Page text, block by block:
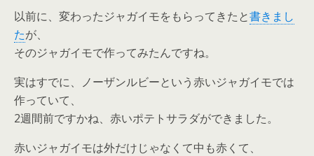
以前に、変わったジャガイモをもらってきたと書きまし
たが、
そのジャガイモで作ってみたんですね。
実はすでに、ノーザンルビーという赤いジャガイモでは
作っていて、
2週間前ですかね、赤いポテトサラダができました。
赤いジャガイモは外だけじゃなくて中も赤くて、